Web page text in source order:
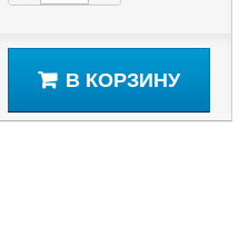
В КОРЗИНУ